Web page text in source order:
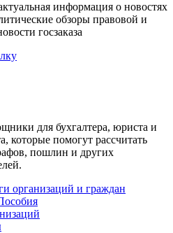
информация о новостях
обзоры правовой и
госзаказа
для бухгалтера, юриста и
которые помогут рассчитать
пошлин и других
организаций и граждан